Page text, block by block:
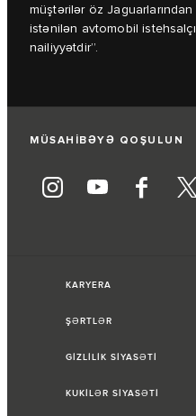
müştərilər öz Jaguarlarından
istənilən avtomobil
nailiyyətdir”.
MÜSAHİBƏYƏ QOŞULUN
KARYERA
ŞƏRTLƏR
GİZLİLİK SİYASƏTİ
KUKİLƏR SİYASƏTİ